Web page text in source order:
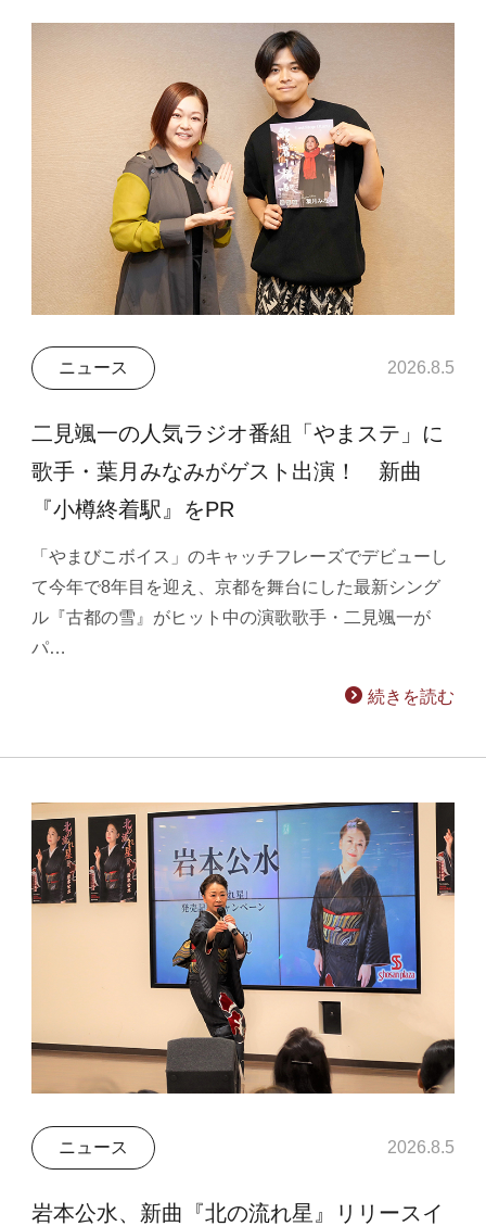
ニュース 2026.8.5
二見颯一の人気ラジオ番組「やまステ」に
歌手・葉月みなみがゲスト出演！ 新曲
『小樽終着駅』をPR
「やまびこボイス」のキャッチフレーズでデビューし
て今年で8年目を迎え、京都を舞台にした最新シング
ル『古都の雪』がヒット中の演歌歌手・二見颯一が
パ…
続きを読む
ニュース 2026.8.5
岩本公水、新曲『北の流れ星』リリースイ